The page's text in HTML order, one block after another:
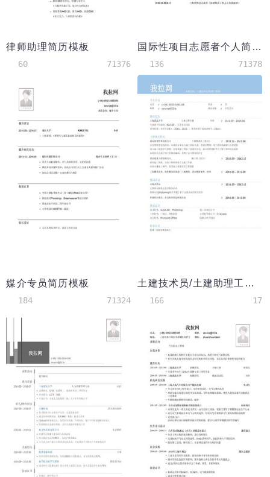
律师助理简历模板
60 71376
国际性项目志愿者个人简历模板
136 71378
媒介专员简历模板
184 71324
土建技术员/土建助理工程师岗位个人简历模板
166 17